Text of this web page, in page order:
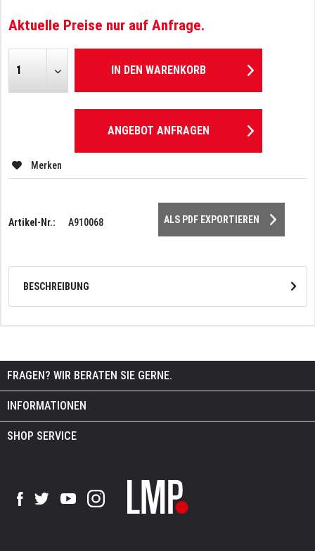
Aktuelle Preise nur auf Anfrage.
IN DEN WARENKORB
ANGEBOT ANFRAGEN
Merken
Artikel-Nr.: A910068 ALS PDF EXPORTIEREN
BESCHREIBUNG
FRAGEN? WIR BERATEN SIE GERNE.
INFORMATIONEN
SHOP SERVICE